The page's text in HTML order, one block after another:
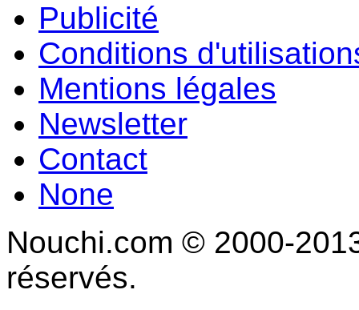
Publicité
Conditions
Mentions légales
Newsletter
Contact
None
Nouchi.com © 2000-
réservés.